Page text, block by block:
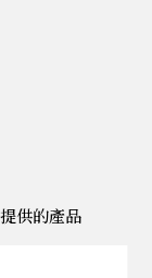
供的產品